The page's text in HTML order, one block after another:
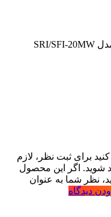
برای ثبت نظر، لازم
شوید. اگر این محصول
نظر شما به عنوان
دیدگاه